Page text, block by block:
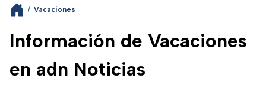
/ Vacaciones
Información de Vacaciones
en adn Noticias